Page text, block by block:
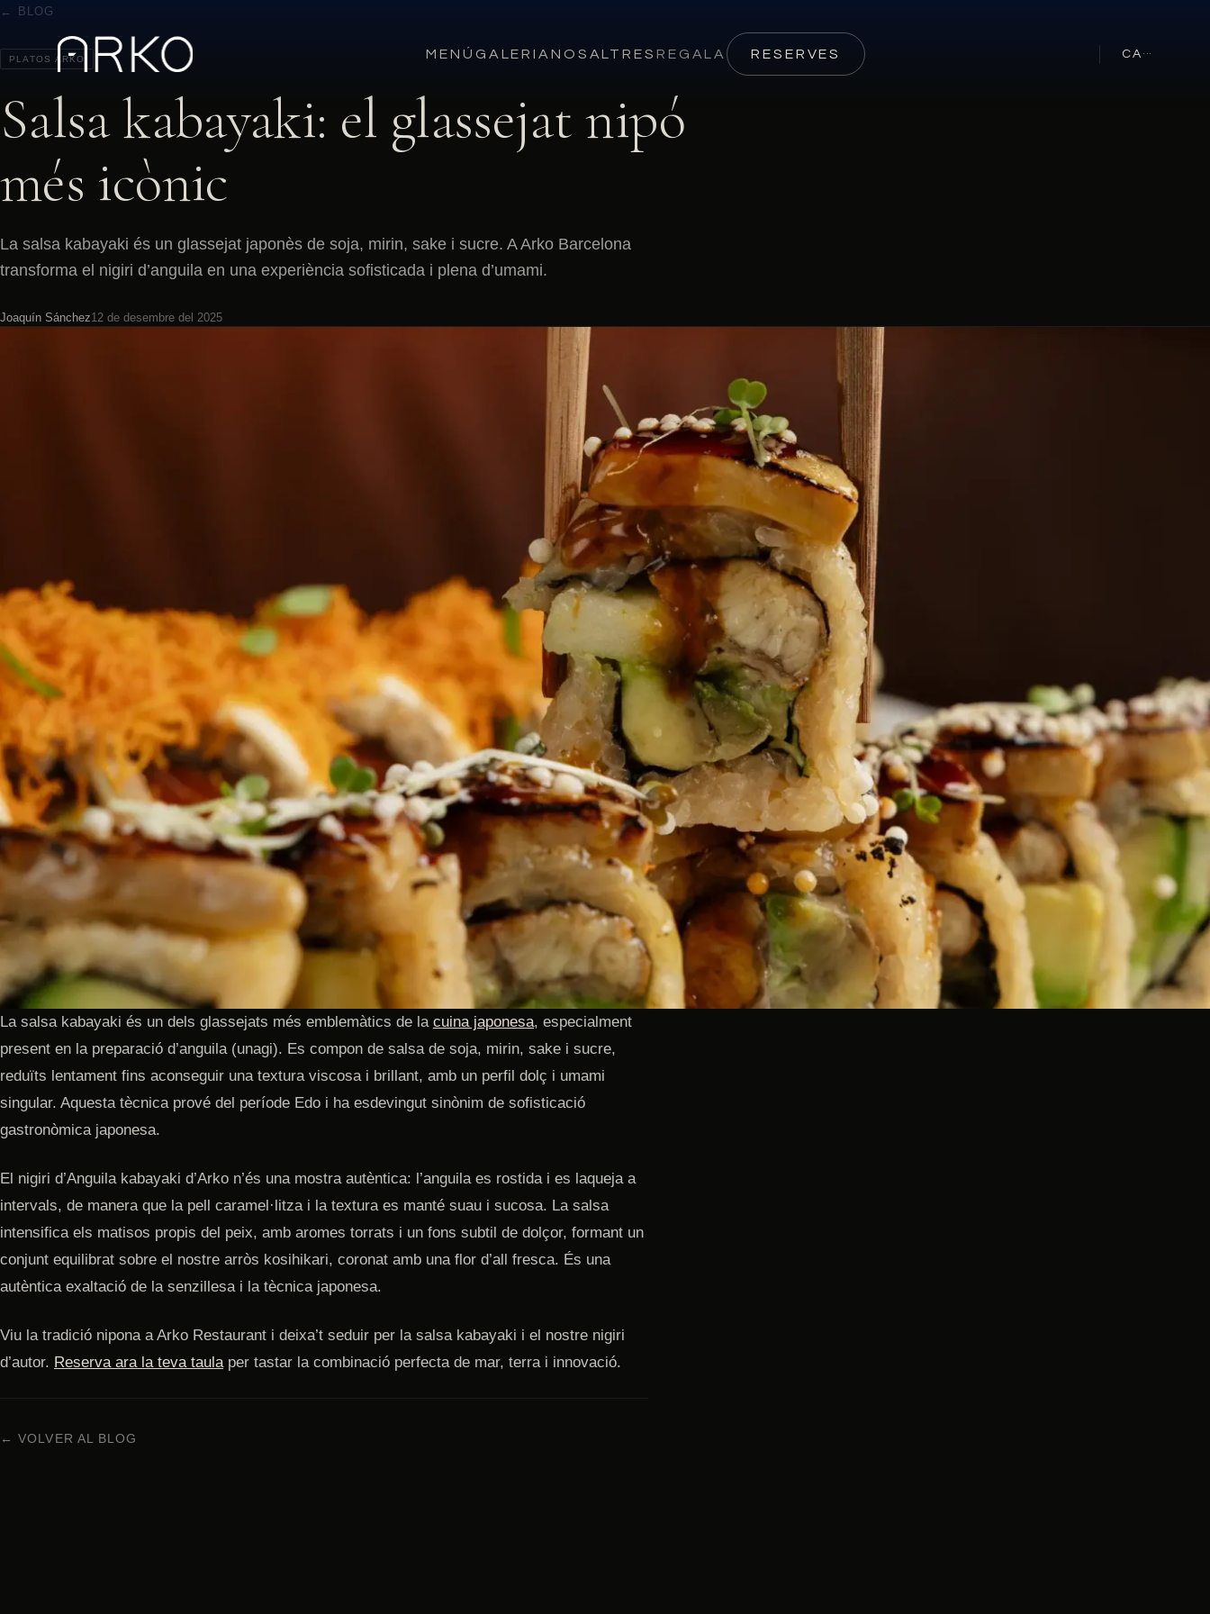
MENÚ GALERIA NOSALTRES REGALA RESERVES CA ···
← BLOG
PLATOS ARKO
Salsa kabayaki: el glassejat nipó
més icònic
La salsa kabayaki és un glassejat japonès de soja, mirin, sake i sucre. A Arko Barcelona
transforma el nigiri d’anguila en una experiència sofisticada i plena d’umami.
Joaquín Sánchez12 de desembre del 2025
La salsa kabayaki és un dels glassejats més emblemàtics de la cuina japonesa, especialment
present en la preparació d’anguila (unagi). Es compon de salsa de soja, mirin, sake i sucre,
reduïts lentament fins aconseguir una textura viscosa i brillant, amb un perfil dolç i umami
singular. Aquesta tècnica prové del període Edo i ha esdevingut sinònim de sofisticació
gastronòmica japonesa.
El nigiri d’Anguila kabayaki d’Arko n’és una mostra autèntica: l’anguila es rostida i es laqueja a
intervals, de manera que la pell caramel·litza i la textura es manté suau i sucosa. La salsa
intensifica els matisos propis del peix, amb aromes torrats i un fons subtil de dolçor, formant un
conjunt equilibrat sobre el nostre arròs kosihikari, coronat amb una flor d’all fresca. És una
autèntica exaltació de la senzillesa i la tècnica japonesa.
Viu la tradició nipona a Arko Restaurant i deixa’t seduir per la salsa kabayaki i el nostre nigiri
d’autor. Reserva ara la teva taulaper tastar la combinació perfecta de mar, terra i innovació.
← VOLVER AL BLOG